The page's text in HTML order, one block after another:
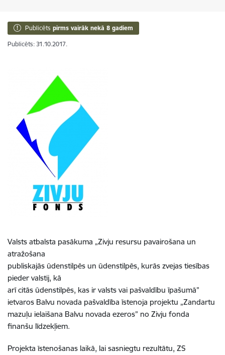
Publicēts pirms vairāk nekā 8 gadiem
Publicēts: 31.10.2017.
Valsts atbalsta pasākuma „Zivju resursu pavairošana un
atražošana
publiskajās ūdenstilpēs un ūdenstilpēs, kurās zvejas tiesības
pieder valstij, kā
arī citās ūdenstilpēs, kas ir valsts vai pašvaldību īpašumā”
ietvaros Balvu novada pašvaldība īstenoja projektu „Zandartu
mazuļu ielaišana Balvu novada ezeros” no Zivju fonda
finanšu līdzekļiem.
Projekta īstenošanas laikā, lai sasniegtu rezultātu, ZS